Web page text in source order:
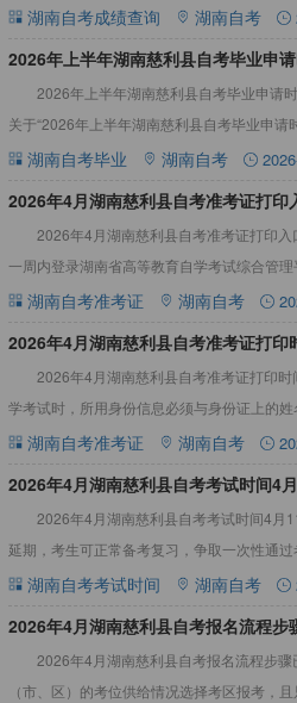
解惑。详情见下文：2026年4月湖南慈利县自
湖南自考成绩查询 湖南自考
​2026年上半年湖南慈利县自考毕业申
2026年上半年湖南慈利县自考毕业申请
关于“2026年上半年湖南慈利县自考毕业申请
慈利县自考毕业申请时间过了怎么办等，详情
湖南自考毕业 湖南自考
​2026年4月湖南慈利县自考准考证打印
2026年4月湖南慈利县自考准考证打印
一周内登录湖南省高等教育自学考试综合管
（https://nzkks.hneao.cn/student_ano
湖南自考准考证 湖南自考
2026年4月湖南慈利县自考准考证打印
2026年4月湖南慈利县自考准考证打印
学考试时，所用身份信息必须与身份证上的姓
修改身份信息。详情见下文：2026年4月湖南
湖南自考准考证 湖南自考
2026年4月湖南慈利县自考考试时间4
2026年4月湖南慈利县自考考试时间4月
延期，考生可正常备考复习，争取一次性通过
情见下文：2026年4月湖南慈利县自考考试时
湖南自考考试时间 湖南自考
2026年4月湖南慈利县自考报名流程步
2026年4月湖南慈利县自考报名流程步
（市、区）的考位供给情况选择考区报考，